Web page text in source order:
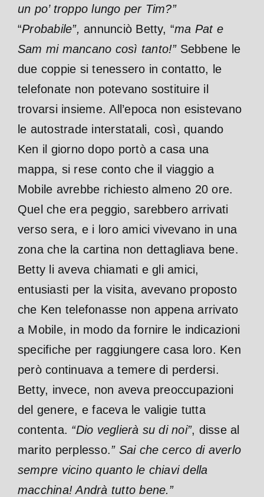
un po’ troppo lungo per Tim?”
“Probabile”, annunciò Betty, “ma Pat e
Sam mi mancano così tanto!”Sebbene le
due coppie si tenessero in contatto, le
telefonate non potevano sostituire il
trovarsi insieme. All’epoca non esistevano
le autostrade interstatali, così, quando
Ken il giorno dopo portò a casa una
mappa, si rese conto che il viaggio a
Mobile avrebbe richiesto almeno 20 ore.
Quel che era peggio, sarebbero arrivati
verso sera, e i loro amici vivevano in una
zona che la cartina non dettagliava bene.
Betty li aveva chiamati e gli amici,
entusiasti per la visita, avevano proposto
che Ken telefonasse non appena arrivato
a Mobile, in modo da fornire le indicazioni
specifiche per raggiungere casa loro. Ken
però continuava a temere di perdersi.
Betty, invece, non aveva preoccupazioni
del genere, e faceva le valigie tutta
contenta. “Dio veglierà su di noi”, disse al
marito perplesso.” Sai che cerco di averlo
sempre vicino quanto le chiavi della
macchina! Andrà tutto bene.”